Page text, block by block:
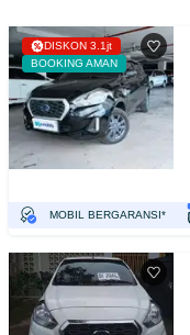
DISKON 3.1jt
BOOKING AMAN
MOBIL BERGARANSI*